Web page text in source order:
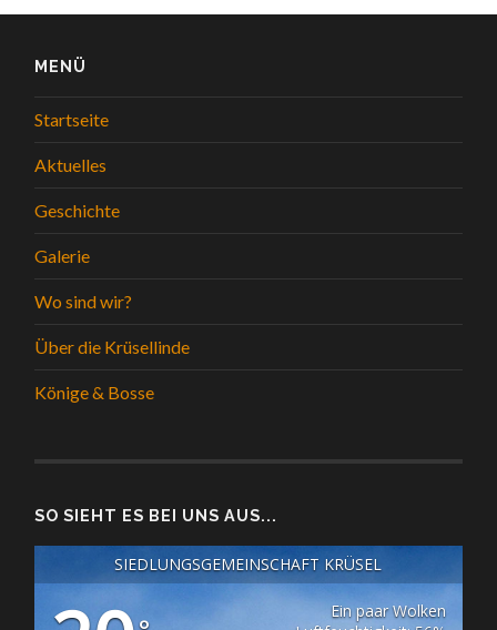
MENÜ
Startseite
Aktuelles
Geschichte
Galerie
Wo sind wir?
Über die Krüsellinde
Könige & Bosse
SO SIEHT ES BEI UNS AUS...
SIEDLUNGSGEMEINSCHAFT KRÜSEL
Ein paar Wolken